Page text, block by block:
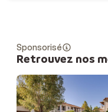
Sponsorisé
Retrouvez nos